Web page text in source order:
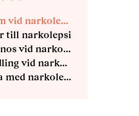
Symtom vid narkolepsi
till narkolepsi
Få diagnos vid narkolepsi
Behandling vid narkolepsi
Att leva med narkolepsi